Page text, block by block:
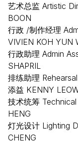
艺术总监 Artistic
BOON
行政 /制作经理
VIVIEN KOH YUN
行政助理 Admin
SHAPRIL
排练助理
添益 KENNY
技术统筹
HENG
灯光设计 Lighting
CHENG